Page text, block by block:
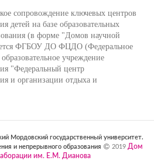
сопровождение ключевых центров
детей на базе образовательных
(в форме "Домов научной
ФГБОУ ДО ФЦДО (Федеральное
учреждение
"Федеральный центр
и организации отдыха и
Мордовский государственный университет.
и непрерывного образования
2019 Дом
им. Е.М. Дианова